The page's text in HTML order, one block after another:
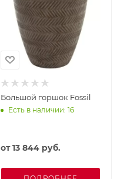
Большой горшок Fossil
Есть в наличии: 16
от13 844 руб.